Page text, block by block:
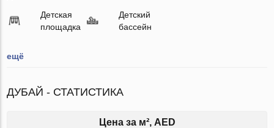
Детская
площадка
Детский
бассейн
ещё
ДУБАЙ - СТАТИСТИКА
Цена за м², AED